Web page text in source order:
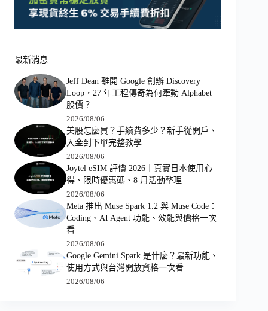
最新消息
Jeff Dean 離開 Google 創辦 Discovery
Loop，27 年工程傳奇為何牽動 Alphabet
股價？
2026/08/06
美股怎麼買？手續費多少？新手從開戶、
入金到下單完整教學
2026/08/06
Joytel eSIM 評價 2026｜真實日本使用心
得、限時優惠碼、8 月活動整理
2026/08/06
Meta 推出 Muse Spark 1.2 與 Muse Code：
Coding、AI Agent 功能、效能與價格一次
看
2026/08/06
Google Gemini Spark 是什麼？最新功能、
使用方式與台灣開放資格一次看
2026/08/06